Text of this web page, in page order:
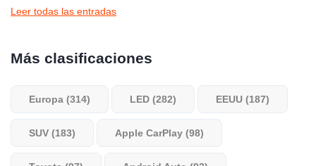
Leer todas las entradas
Más clasificaciones
Europa (314) LED (282) EEUU (187)
SUV (183) Apple CarPlay (98)